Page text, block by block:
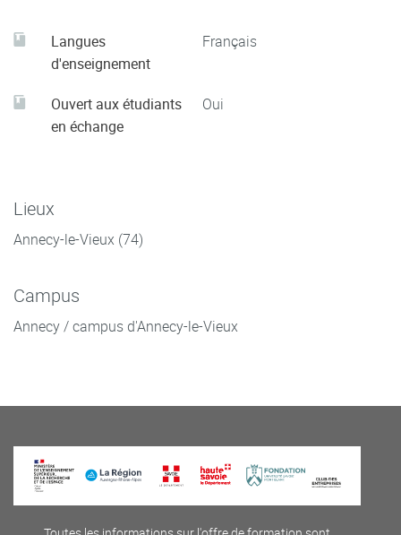
Langues
d'enseignement
Français
Ouvert aux étudiants
en échange
Oui
Lieux
Annecy-le-Vieux (74)
Campus
Annecy / campus d'Annecy-le-Vieux